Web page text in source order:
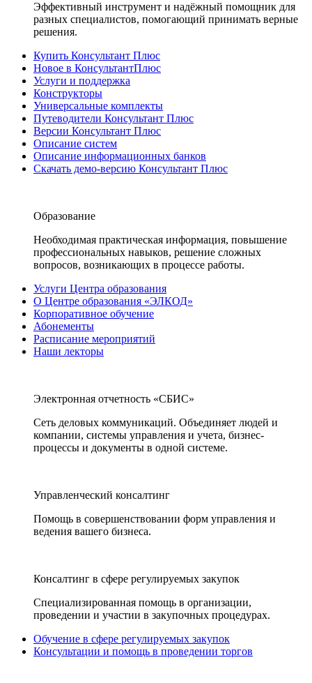
Эффективный инструмент и надёжный помощник для
разных специалистов, помогающий принимать верные
решения.
Купить Консультант Плюс
Новое в КонсультантПлюс
Услуги и поддержка
Конструкторы
Универсальные комплекты
Путеводители Консультант Плюс
Версии Консультант Плюс
Описание систем
Описание информационных банков
Скачать демо-версию Консультант Плюс
Образование
Необходимая практическая информация, повышение
профессиональных навыков, решение сложных
вопросов, возникающих в процессе работы.
Услуги Центра образования
О Центре образования «ЭЛКОД»
Корпоративное обучение
Абонементы
Расписание мероприятий
Наши лекторы
Электронная отчетность «СБИС»
Сеть деловых коммуникаций. Объединяет людей и
компании, системы управления и учета, бизнес-
процессы и документы в одной системе.
Управленческий консалтинг
Помощь в совершенствовании форм управления и
ведения вашего бизнеса.
Консалтинг в сфере регулируемых закупок
Специализированная помощь в организации,
проведении и участии в закупочных процедурах.
Обучение в сфере регулируемых закупок
Консультации и помощь в проведении торгов